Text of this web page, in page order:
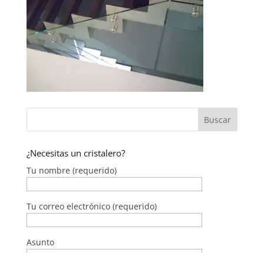
¿Necesitas un cristalero?
Tu nombre (requerido)
Tu correo electrónico (requerido)
Asunto